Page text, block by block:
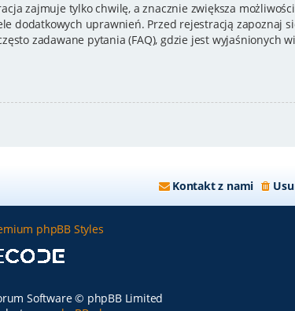
zajmuje tylko chwilę, a znacznie zwiększa
dodatkowych uprawnień. Przed rejestracją zapoznaj
zadawane pytania (FAQ), gdzie jest wyjaśnionych
Kontakt z nami
phpBB Styles
Software © phpBB Limited